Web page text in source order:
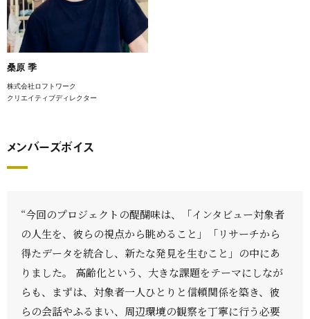
桑原 季
株式会社ロフトワーク
クリエイティブディレクター
メンバーズボイス
“今回のプロジェクトの醍醐味は、「インタビュー対象者
の人生を、彼らの視点から眺めること」「リサーチから
得たデータを統合し、新たな発見を生むこと」の中にあ
りました。 高齢化という、大きな課題をテーマにしなが
らも、まずは、対象者一人ひとりと信頼関係を築き、彼
らの会話やふるまい、周辺環境の観察を丁寧に行う必要